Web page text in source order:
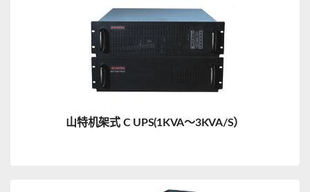
山特机架式 C UPS(1KVA～3KVA/S）